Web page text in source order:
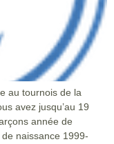
au tournois de la
avez jusqu’au 19
année de
naissance 1999-